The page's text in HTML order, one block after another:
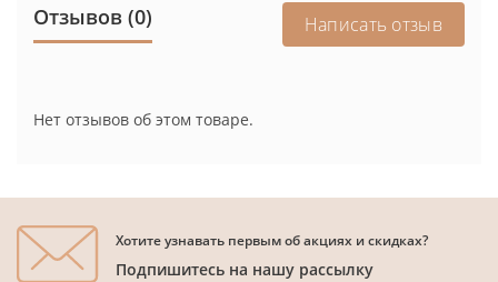
Отзывов (0) Написать отзыв
Нет отзывов об этом товаре.
Хотите узнавать первым об акциях и скидках?
Подпишитесь на нашу рассылку